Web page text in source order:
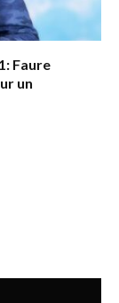
Faure
un